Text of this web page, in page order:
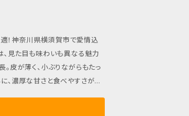
、見た目も味わいも異なる魅力
に、濃厚な甘さと食べやすさが抜